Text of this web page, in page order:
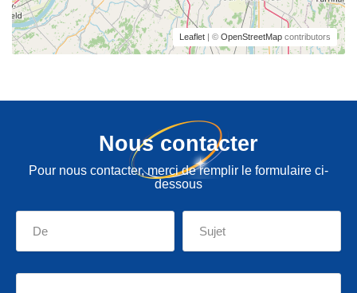
Leaflet | © OpenStreetMap contributors
Nous contacter
Pour nous contacter, merci de remplir le formulaire ci-
dessous